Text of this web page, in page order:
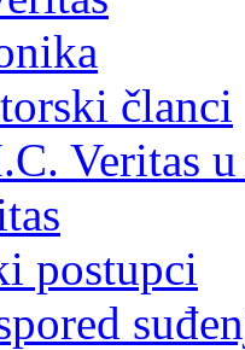
članci
Veritas
postupci